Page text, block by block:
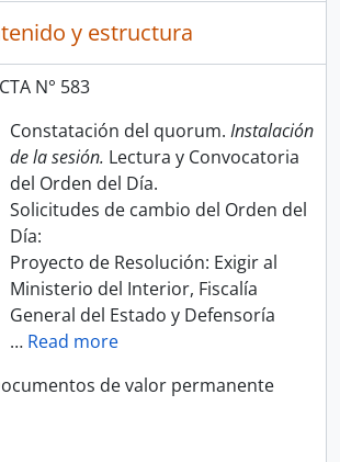
y estructura
N° 583
Constatación del quorum. Instalación
de la sesión. Lectura y Convocatoria
del Orden del Día.
Solicitudes de cambio del Orden del
Día:
Proyecto de Resolución: Exigir al
Ministerio del Interior, Fiscalía
General del Estado y Defensoría
… Read more
de valor permanente